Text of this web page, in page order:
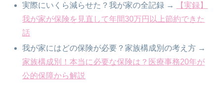
実際にいくら減らせた？我が家の全記録 →
【実録】
我が家が保険を見直して年間30万円以上節約できた
話
我が家にはどの保険が必要？家族構成別の考え方 →
家族構成別！本当に必要な保険は？医療事務20年が
公的保障から解説